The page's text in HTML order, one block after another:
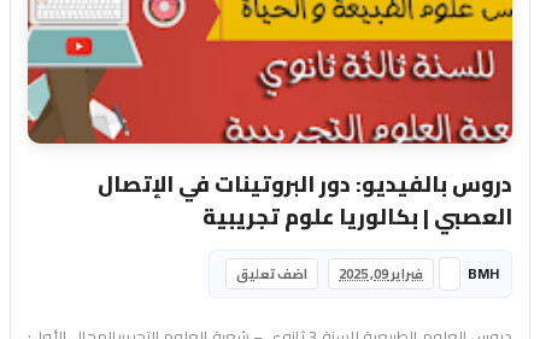
دروس بالفيديو: دور البروتينات في الإتصال
العصبي | بكالوريا علوم تجريبية
BMH فبراير 09, 2025 اضف تعليق